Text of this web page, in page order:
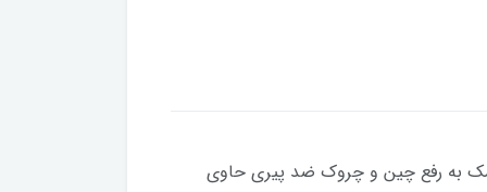
به رفع چین و چروک ضد پیری حاوی